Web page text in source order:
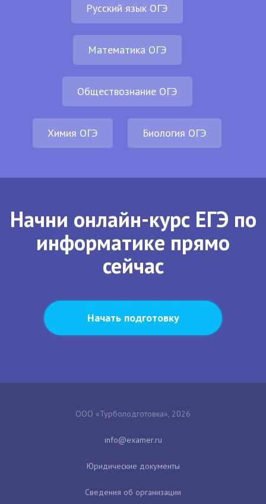
Русский язык ОГЭ
Математика ОГЭ
Обществознание ОГЭ
Химия ОГЭ Биология ОГЭ
Начни онлайн-курс ЕГЭ по
информатике прямо
сейчас
Начать подготовку
ООО «Турбоподготовка», 2026
Юридические документы
Сведения об организации